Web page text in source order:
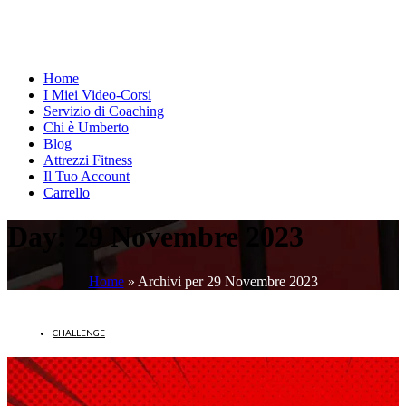
Home
I Miei Video-Corsi
Servizio di Coaching
Chi è Umberto
Blog
Attrezzi Fitness
Il Tuo Account
Carrello
Day: 29 Novembre 2023
Home» Archivi per 29 Novembre 2023
CHALLENGE